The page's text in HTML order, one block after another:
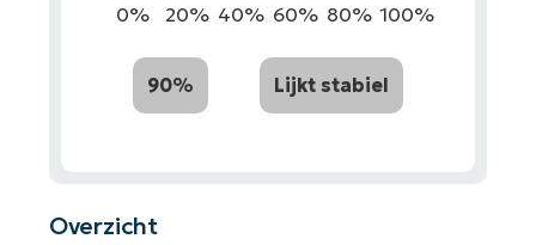
0% 20% 40% 60% 80% 100%
90% Lijkt stabiel
Overzicht